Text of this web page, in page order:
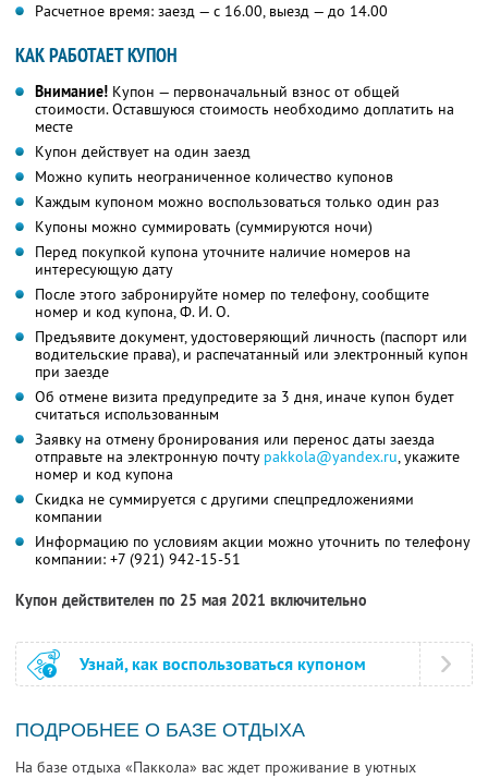
Расчетное время: заезд — с 16.00, выезд — до 14.00
КАК РАБОТАЕТ КУПОН
Внимание! Купон — первоначальный взнос от общей
стоимости. Оставшуюся стоимость необходимо доплатить на
месте
Купон действует на один заезд
Можно купить неограниченное количество купонов
Каждым купоном можно воспользоваться только один раз
Купоны можно суммировать (суммируются ночи)
Перед покупкой купона уточните наличие номеров на
интересующую дату
После этого забронируйте номер по телефону, сообщите
номер и код купона,Ф. И. О.
Предъявите документ, удостоверяющий личность (паспорт или
водительские права), и распечатанный или электронный купон
при заезде
Об отмене визита предупредите за 3 дня, иначе купон будет
считаться использованным
Заявку на отмену бронирования или перенос даты заезда
отправьте на электронную почту pakkola@yandex.ru, укажите
номер и код купона
Скидка не суммируется с другими спецпредложениями
компании
Информацию по условиям акции можно уточнить по телефону
компании: +7 (921) 942-15-51
Купон действителен по 25 мая 2021 включительно
Узнай, как воспользоваться купоном
ПОДРОБНЕЕ О БАЗЕ ОТДЫХА
На базе отдыха «Паккола» вас ждет проживание в уютных